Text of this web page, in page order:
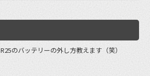
R25のバッテリーの外し方教えます（笑）